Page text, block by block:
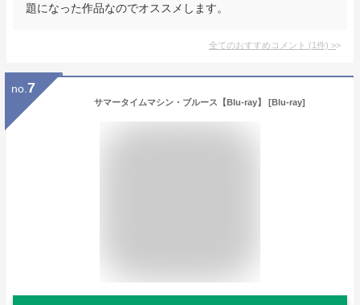
題になった作品なのでオススメします。
全てのおすすめコメント (1件) >
no. 7
サマータイムマシン・ブルース【Blu-ray】 [Blu-ray]